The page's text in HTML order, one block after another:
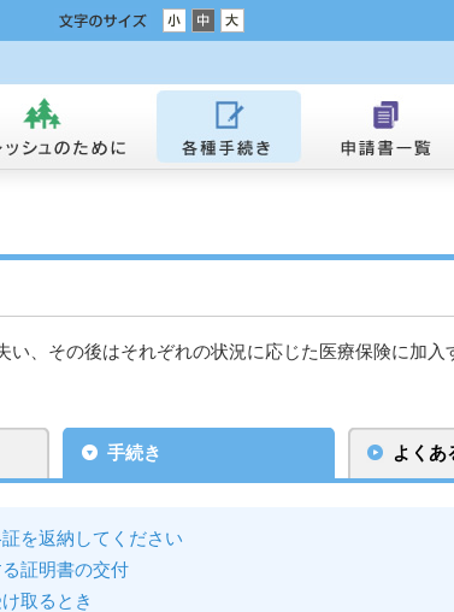
い、その後はそれぞれの状況に応じた医療保険に加入
手続き よくあ
を返納してください
証明書の交付
取るとき